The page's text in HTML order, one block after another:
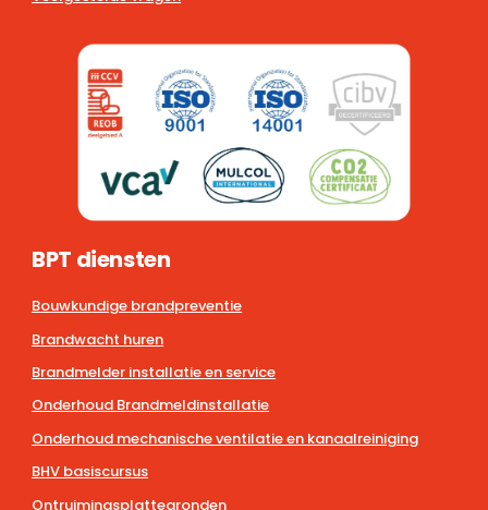
BPT diensten
Bouwkundige brandpreventie
Brandwacht huren
Brandmelder installatie en service
Onderhoud Brandmeldinstallatie
Onderhoud mechanische ventilatie en kanaalreiniging
BHV basiscursus
Ontruimingsplattegronden